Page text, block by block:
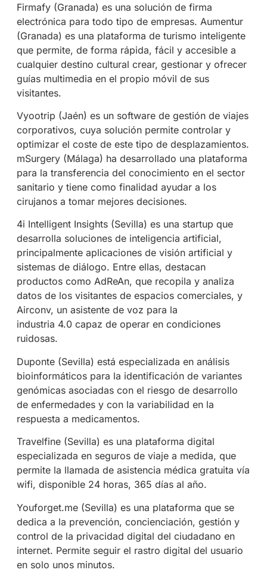
Firmafy (Granada) es una solución de firma
electrónica para todo tipo de empresas. Aumentur
(Granada) es una plataforma de turismo inteligente
que permite, de forma rápida, fácil y accesible a
cualquier destino cultural crear, gestionar y ofrecer
guías multimedia en el propio móvil de sus
visitantes.
Vyootrip (Jaén) es un software de gestión de viajes
corporativos, cuya solución permite controlar y
optimizar el coste de este tipo de desplazamientos.
mSurgery (Málaga) ha desarrollado una plataforma
para la transferencia del conocimiento en el sector
sanitario y tiene como finalidad ayudar a los
cirujanos a tomar mejores decisiones.
4i Intelligent Insights (Sevilla) es una startup que
desarrolla soluciones de inteligencia artificial,
principalmente aplicaciones de visión artificial y
sistemas de diálogo. Entre ellas, destacan
productos como AdReAn, que recopila y analiza
datos de los visitantes de espacios comerciales, y
Airconv, un asistente de voz para la
industria 4.0 capaz de operar en condiciones
ruidosas.
Duponte (Sevilla) está especializada en análisis
bioinformáticos para la identificación de variantes
genómicas asociadas con el riesgo de desarrollo
de enfermedades y con la variabilidad en la
respuesta a medicamentos.
Travelfine (Sevilla) es una plataforma digital
especializada en seguros de viaje a medida, que
permite la llamada de asistencia médica gratuita vía
wifi, disponible 24 horas, 365 días al año.
Youforget.me (Sevilla) es una plataforma que se
dedica a la prevención, concienciación, gestión y
control de la privacidad digital del ciudadano en
internet. Permite seguir el rastro digital del usuario
en solo unos minutos.